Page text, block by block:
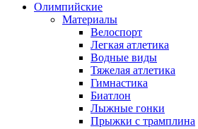
Олимпийские
Материалы
Велоспорт
Легкая атлетика
Водные виды
Тяжелая атлетика
Гимнастика
Биатлон
Лыжные гонки
Прыжки с трамплина